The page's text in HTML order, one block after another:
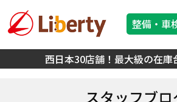
西日本30店舗！最大級の在庫
整備・車
スタッフブロ